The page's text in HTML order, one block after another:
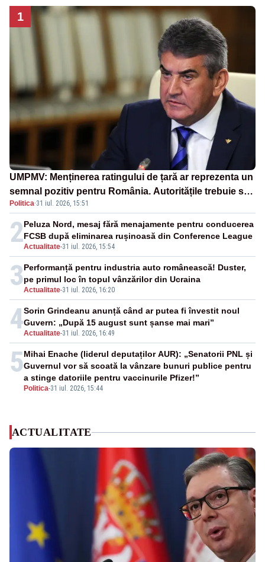
1
UMPMV: Menținerea ratingului de țară ar reprezenta un
semnal pozitiv pentru România. Autoritățile trebuie să
continue consolidarea stabilității economice și
financiare
Politica·31 iul. 2026, 15:51
2Actualitate-31 iul. 2026, 15:54
Peluza Nord, mesaj fără menajamente pentru conducerea
FCSB după eliminarea rușinoasă din Conference League
3Actualitate-31 iul. 2026, 16:20
Performanță pentru industria auto românească! Duster,
pe primul loc în topul vânzărilor din Ucraina
4Actualitate-31 iul. 2026, 16:49
Sorin Grindeanu anunță când ar putea fi învestit noul
Guvern: „După 15 august sunt șanse mai mari”
5
Politica-31 iul. 2026, 15:44
Mihai Enache (liderul deputaților AUR): „Senatorii PNL și
Guvernul vor să scoată la vânzare bunuri publice pentru
a stinge datoriile pentru vaccinurile Pfizer!”
ACTUALITATE